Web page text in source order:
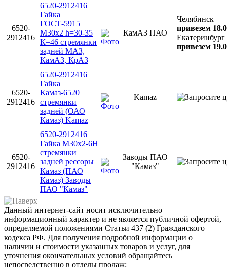
6520-
2912416
6520-2912416
Гайка
ГОСТ-5915
М30х2 h=30-35
К=46 стремянки
задней МАЗ,
КамАЗ, КрАЗ
КамАЗ ПАО
Челябинск
привезем
Екатеринбург
привезем
6520-
2912416
6520-2912416
Гайка
Камаз-6520
стремянки
задней (ОАО
Камаз) Kamaz
Kamaz
6520-
2912416
6520-2912416
Гайка М30х2-6Н
стремянки
задней рессоры
Камаз (ПАО
Камаз) Заводы
ПАО "Камаз"
Заводы ПАО
"Камаз"
Данный интернет-сайт носит исключительно
информационный характер и не является публичной офертой,
определяемой положениями Статьи 437 (2) Гражданского
кодекса РФ. Для получения подробной информации о
наличии и стоимости указанных товаров и услуг, для
уточнения окончательных условий обращайтесь
непосредственно в отделы продаж: